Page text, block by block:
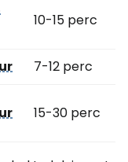
10-15 perc
7-12 perc
15-30 perc